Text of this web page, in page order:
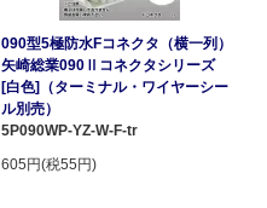
090型5極防水Fコネクタ（横一列）
矢崎総業090Ⅱコネクタシリーズ
[白色]（ターミナル・ワイヤーシー
ル別売）
5P090WP-YZ-W-F-tr
605円(税55円)